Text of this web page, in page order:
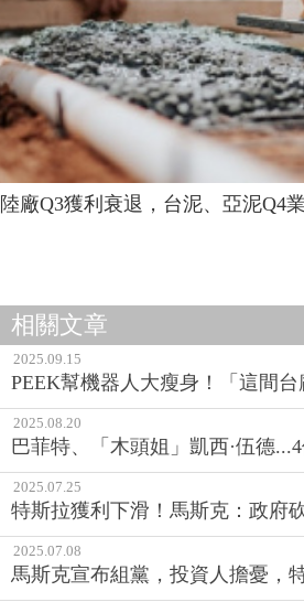
陸廠Q3獲利衰退，台泥、亞泥Q4
相關文章
2025.09.15
PEEK幫機器人大瘦身！「這間
2025.08.20
巴菲特、「木頭姐」凱西·伍德
2025.07.25
特斯拉獲利下滑！馬斯克：政府
2025.07.08
馬斯克宣布組黨，投資人擔憂，